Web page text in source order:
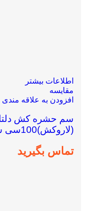
اطلاعات بیشتر
مقایسه
افزودن به علاقه مندی
سم حشره کش
(لاروکش)100سی سی
تماس بگیرید